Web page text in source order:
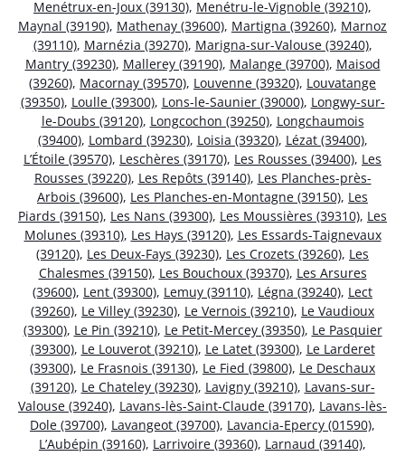
Menétrux-en-Joux (39130), Menétru-le-Vignoble (39210),
Maynal (39190), Mathenay (39600), Martigna (39260), Marnoz
(39110), Marnézia (39270), Marigna-sur-Valouse (39240),
Mantry (39230), Mallerey (39190), Malange (39700), Maisod
(39260), Macornay (39570), Louvenne (39320), Louvatange
(39350), Loulle (39300), Lons-le-Saunier (39000), Longwy-sur-
le-Doubs (39120), Longcochon (39250), Longchaumois
(39400), Lombard (39230), Loisia (39320), Lézat (39400),
L’Étoile (39570), Leschères (39170), Les Rousses (39400), Les
Rousses (39220), Les Repôts (39140), Les Planches-près-
Arbois (39600), Les Planches-en-Montagne (39150), Les
Piards (39150), Les Nans (39300), Les Moussières (39310), Les
Molunes (39310), Les Hays (39120), Les Essards-Taignevaux
(39120), Les Deux-Fays (39230), Les Crozets (39260), Les
Chalesmes (39150), Les Bouchoux (39370), Les Arsures
(39600), Lent (39300), Lemuy (39110), Légna (39240), Lect
(39260), Le Villey (39230), Le Vernois (39210), Le Vaudioux
(39300), Le Pin (39210), Le Petit-Mercey (39350), Le Pasquier
(39300), Le Louverot (39210), Le Latet (39300), Le Larderet
(39300), Le Frasnois (39130), Le Fied (39800), Le Deschaux
(39120), Le Chateley (39230), Lavigny (39210), Lavans-sur-
Valouse (39240), Lavans-lès-Saint-Claude (39170), Lavans-lès-
Dole (39700), Lavangeot (39700), Lavancia-Epercy (01590),
L’Aubépin (39160), Larrivoire (39360), Larnaud (39140),